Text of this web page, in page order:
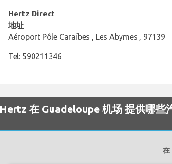
Hertz Direct
地址
Aéroport Pôle Caraïbes , Les Abymes , 97139
Tel: 590211346
Hertz 在 Guadeloupe 机场 提供哪些
在